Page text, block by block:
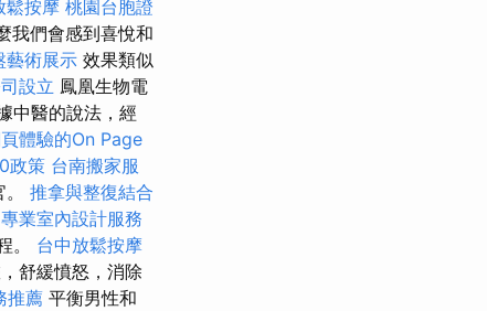
鬆按摩 桃園台胞證
我們會感到喜悅和
藝術展示 效果類似
設立 鳳凰生物電
中醫的說法，經
體驗的On Page
政策 台南搬家服
推拿與整復結合
專業室內設計服務
。 台中放鬆按摩
舒緩憤怒，消除
推薦 平衡男性和